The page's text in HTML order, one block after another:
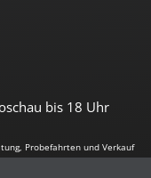
bis 18 Uhr
Probefahrten und Verkauf